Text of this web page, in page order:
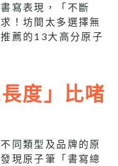
寫表現，「不斷
！坊間太多選擇無
薦的13大高分原子
度」比啫
同類型及品牌的原
現原子筆「書寫總